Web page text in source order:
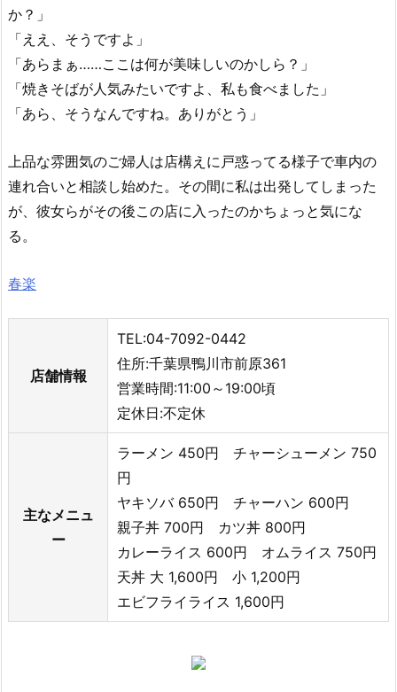
か？」
「ええ、そうですよ」
「あらまぁ……ここは何が美味しいのかしら？」
「焼きそばが人気みたいですよ、私も食べました」
「あら、そうなんですね。ありがとう」
上品な雰囲気のご婦人は店構えに戸惑ってる様子で車内の
連れ合いと相談し始めた。その間に私は出発してしまった
が、彼女らがその後この店に入ったのかちょっと気にな
る。
春楽
店舗情報
TEL:04-7092-0442
住所:千葉県鴨川市前原361
営業時間:11:00～19:00頃
定休日:不定休
主なメニュ
ー
ラーメン 450円 チャーシューメン 750
円
ヤキソバ 650円 チャーハン 600円
親子丼 700円 カツ丼 800円
カレーライス 600円 オムライス 750円
天丼 大 1,600円 小 1,200円
エビフライライス 1,600円